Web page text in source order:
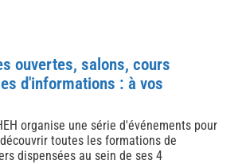
ouvertes, salons, cours
d'informations : à vos
organise une série d'événements pour
toutes les formations de
dispensées au sein de ses 4